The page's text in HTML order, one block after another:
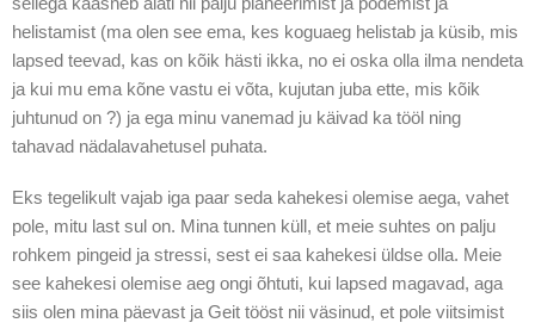
helistamist (ma olen see ema, kes koguaeg helistab ja küsib, mis
lapsed teevad, kas on kõik hästi ikka, no ei oska olla ilma nendeta
ja kui mu ema kõne vastu ei võta, kujutan juba ette, mis kõik
juhtunud on ?) ja ega minu vanemad ju käivad ka tööl ning
tahavad nädalavahetusel puhata.
Eks tegelikult vajab iga paar seda kahekesi olemise aega, vahet
pole, mitu last sul on. Mina tunnen küll, et meie suhtes on palju
rohkem pingeid ja stressi, sest ei saa kahekesi üldse olla. Meie
see kahekesi olemise aeg ongi õhtuti, kui lapsed magavad, aga
siis olen mina päevast ja Geit tööst nii väsinud, et pole viitsimist